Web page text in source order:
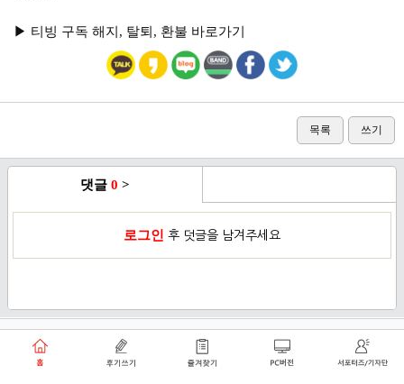
▶︎ 티빙 구독 해지, 탈퇴, 환불 바로가기
목록 쓰기
댓글 0 >
로그인 후 덧글을 남겨주세요
개인정보취급방침 로그인
쑥쑥플래닛 주식회사 대표이사 : 천선아